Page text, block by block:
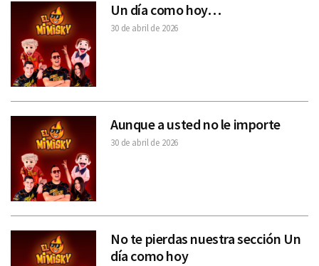
Un día como hoy…
30 de abril de 2026
Aunque a usted no le importe
30 de abril de 2026
No te pierdas nuestra sección Un
día como hoy